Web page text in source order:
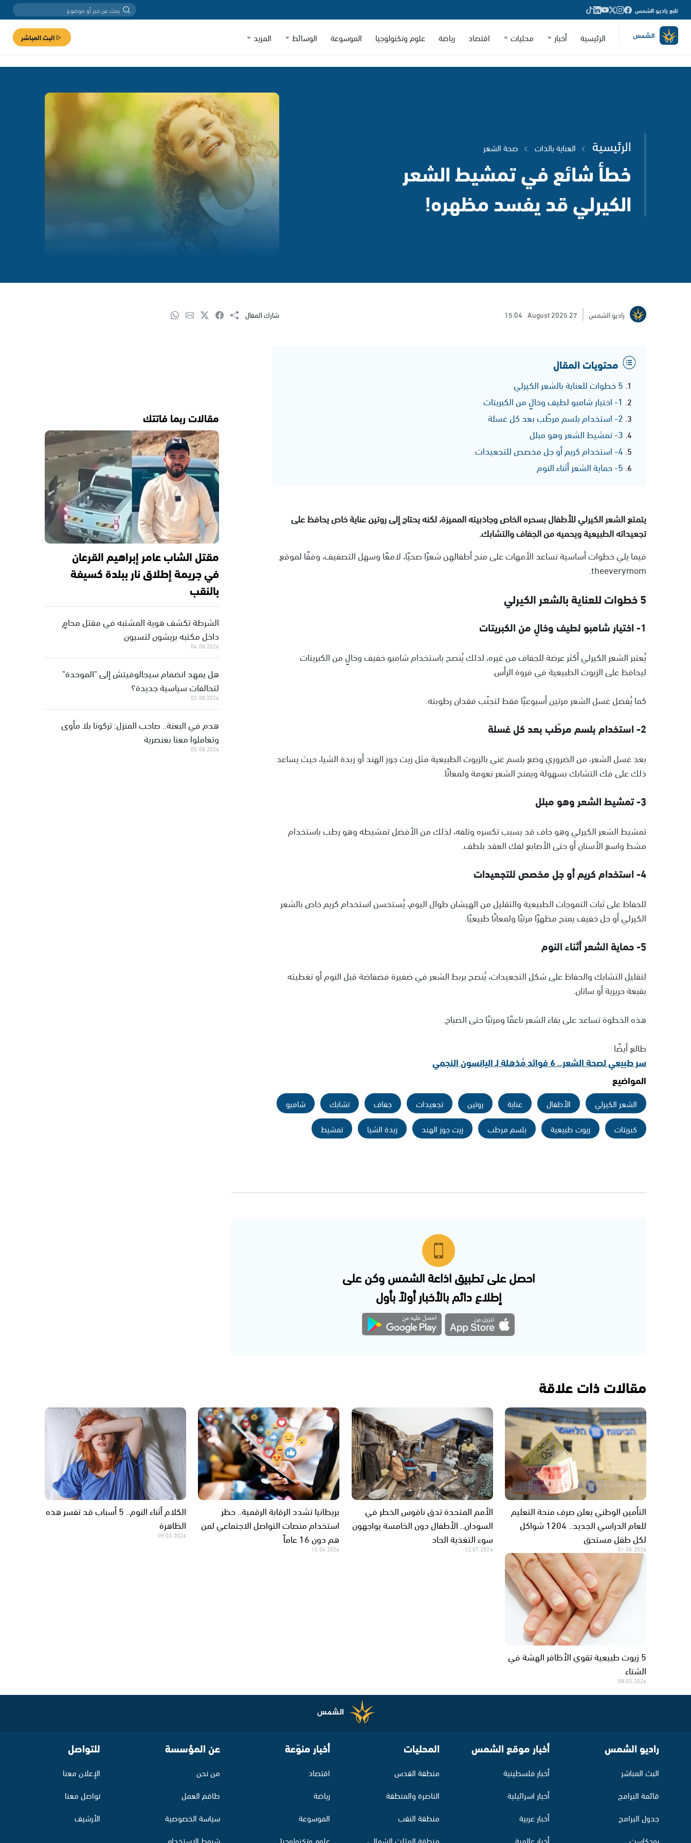
تابع راديو الشمس
الرئيسية أخبار محليات اقتصاد رياضة علوم وتكنولوجيا الموسوعة الوسائط المزيد البث المباشر
الرئيسية العناية بالذات صحة الشعر
خطأ شائع في تمشيط الشعر
الكيرلي قد يفسد مظهره!
راديو الشمس 27 August 2025
15:04 شارك المقال
محتويات المقال
5 خطوات للعناية بالشعر الكيرلي
1- اختيار شامبو لطيف وخالٍ من الكبريتات
2- استخدام بلسم مرطّب بعد كل غسلة
3- تمشيط الشعر وهو مبلل
4- استخدام كريم أو جل مخصص للتجعيدات
5- حماية الشعر أثناء النوم
يتمتع الشعر الكيرلي للأطفال بسحره الخاص وجاذبيته المميزة، لكنه يحتاج إلى روتين عناية خاص يحافظ على
تجعيداته الطبيعية ويحميه من الجفاف والتشابك.
فيما يلي خطوات أساسية تساعد الأمهات على منح أطفالهن شعرًا صحيًا، لامعًا وسهل التصفيف، وفقًا لموقع
theeverymom.
5 خطوات للعناية بالشعر الكيرلي
1- اختيار شامبو لطيف وخالٍ من الكبريتات
يُعتبر الشعر الكيرلي أكثر عرضة للجفاف من غيره، لذلك يُنصح باستخدام شامبو خفيف وخالٍ من الكبريتات
ليحافظ على الزيوت الطبيعية في فروة الرأس.
كما يُفضل غسل الشعر مرتين أسبوعيًا فقط لتجنّب فقدان رطوبته.
2- استخدام بلسم مرطّب بعد كل غسلة
بعد غسل الشعر، من الضروري وضع بلسم غني بالزيوت الطبيعية مثل زيت جوز الهند أو زبدة الشيا، حيث يساعد
ذلك على فك التشابك بسهولة ويمنح الشعر نعومة ولمعانًا.
3- تمشيط الشعر وهو مبلل
تمشيط الشعر الكيرلي وهو جاف قد يسبب تكسره وتلفه، لذلك من الأفضل تمشيطه وهو رطب باستخدام
مشط واسع الأسنان أو حتى الأصابع لفك العقد بلطف.
4- استخدام كريم أو جل مخصص للتجعيدات
للحفاظ على ثبات التموجات الطبيعية والتقليل من الهيشان طوال اليوم، يُستحسن استخدام كريم خاص بالشعر
الكيرلي أو جل خفيف يمنح مظهرًا مرتبًا ولمعانًا طبيعيًا.
5- حماية الشعر أثناء النوم
لتقليل التشابك والحفاظ على شكل التجعيدات، يُنصح بربط الشعر في ضفيرة فضفاضة قبل النوم أو تغطيته
بقبعة حريرية أو ساتان.
هذه الخطوة تساعد على بقاء الشعر ناعمًا ومرتبًا حتى الصباح.
طالع أيضًا
سر طبيعي لصحة الشعر.. 6 فوائد مُذهلة لـ اليانسون النجمي
المواضيع
الشعر الكيرلي الأطفال عناية روتين تجعيدات جفاف تشابك
شامبو
كبريتات
زيوت طبيعية بلسم مرطب زيت جوز الهند زبدة الشيا تمشيط
احصل على تطبيق اذاعة الشمس وكن على
إطلاع دائم بالأخبار أولاً بأول
مقالات ربما فاتتك
مقتل الشاب عامر إبراهيم القرعان
في جريمة إطلاق نار ببلدة كسيفة
بالنقب
الشرطة تكشف هوية المشتبه في مقتل محامٍ
داخل مكتبه بريشون لتسيون
04.08.2026
هل يمهد انضمام سيجالوفيتش إلى "الموحدة"
لتحالفات سياسية جديدة؟
02.08.2026
هدم في البعنة.. صاحب المنزل: تركونا بلا مأوى
وتعاملوا معنا بعنصرية
05.08.2026
مقالات ذات علاقة
التأمين الوطني يعلن صرف منحة التعليم
للعام الدراسي الجديد.. 1204 شواكل
لكل طفل مستحق
01.08.2026
الأمم المتحدة تدق ناقوس الخطر في
السودان.. الأطفال دون الخامسة يواجهون
سوء التغذية الحاد
12.07.2026
بريطانيا تشدد الرقابة الرقمية.. حظر
استخدام منصات التواصل الاجتماعي لمن
هم دون 16 عاماً
15.06.2026
الكلام أثناء النوم.. 5 أسباب قد تفسر هذه
الظاهرة
09.03.2026
5 زيوت طبيعية تقوي الأظافر الهشة في
الشتاء
08.03.2026
راديو الشمس
البث المباشر
قائمة البرامج
جدول البرامج
أخبار موقع الشمس
أخبار فلسطينية
أخبار اسرائيلية
أخبار عربية
المحليات
منطقة القدس
الناصرة والمنطقة
منطقة النقب
أخبار منوّعة
اقتصاد
رياضة
الموسوعة
عن المؤسسة
من نحن
طاقم العمل
سياسة الخصوصية
للتواصل
الإعلان معنا
تواصل معنا
الأرشيف